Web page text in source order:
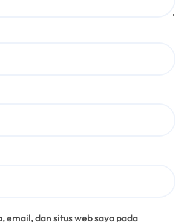
email, dan situs web saya pada